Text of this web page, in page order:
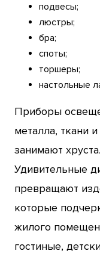
подвесы;
люстры;
бра;
споты;
торшеры;
настольные
Приборы
металла, ткани
занимают
Удивительные
превращают
которые
жилого
гостиные,